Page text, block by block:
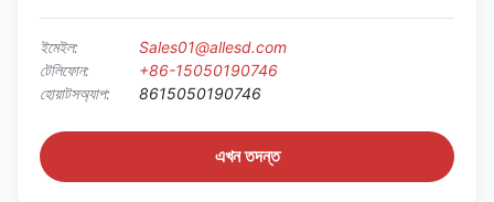
ইমেইল:
Sales01@allesd.com
টেলিফোন:
+86-15050190746
হোয়াটসঅ্যাপ:
8615050190746
এখন তদন্ত